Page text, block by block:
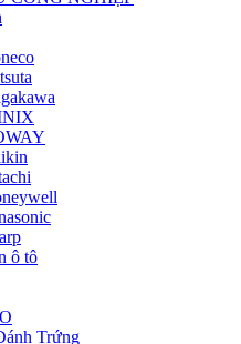
ô tô
Trứng